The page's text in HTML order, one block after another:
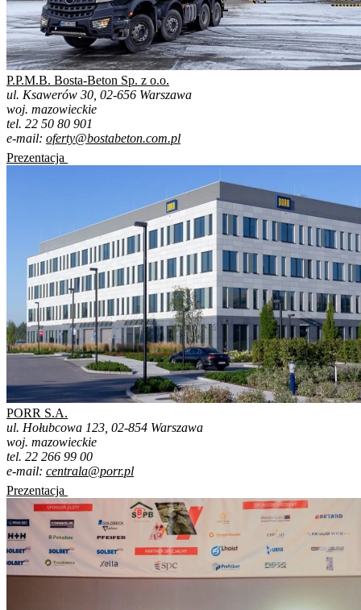
P.P.M.B. Bosta-Beton Sp. z o.o.
ul. Ksawerów 30, 02-656 Warszawa
woj. mazowieckie
tel. 22 50 80 901
e-mail: oferty@bostabeton.com.pl
Prezentacja
PORR S.A.
ul. Hołubcowa 123, 02-854 Warszawa
woj. mazowieckie
tel. 22 266 99 00
e-mail: centrala@porr.pl
Prezentacja